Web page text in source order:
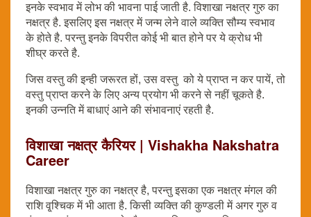
इनके स्वभाव में लोभ की भावना पाई जाती है. विशाखा नक्षत्र गुरु का
नक्षत्र है. इसलिए इस नक्षत्र में जन्म लेने वाले व्यक्ति सौम्य स्वभाव
के होते है. परन्तु इनके विपरीत कोई भी बात होने पर ये क्रोध भी
शीघ्र करते है.
जिस वस्तु की इन्ही जरूरत हों, उस वस्तु को ये प्राप्त न कर पायें, तो
वस्तु प्राप्त करने के लिए अन्य प्रयोग भी करने से नहीं चूकते है.
इनकी उन्नति में बाधाएं आने की संभावनाएं रहती है.
विशाखा नक्षत्र कैरियर | Vishakha Nakshatra
Career
विशाखा नक्षत्र गुरु का नक्षत्र है, परन्तु इसका एक नक्षत्र मंगल की
राशि वृ्श्चिक में भी आता है. किसी व्यक्ति की कुण्डली में अगर गुरु व